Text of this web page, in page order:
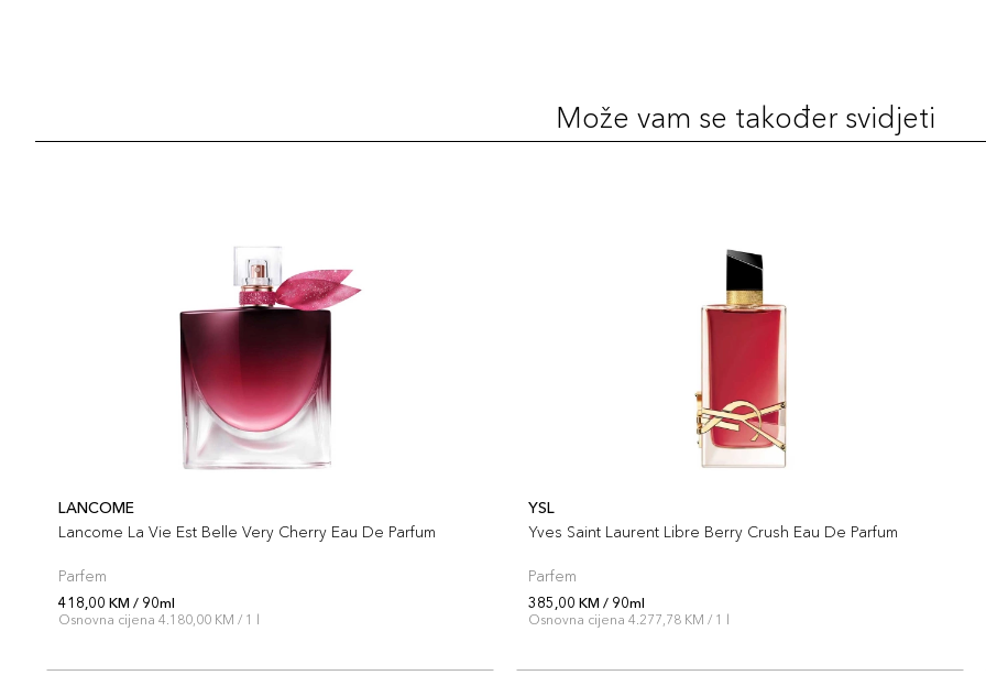
Može vam se također svidjeti
LANCOME
Lancome La Vie Est Belle Very Cherry Eau De Parfum
Parfem
418,00 KM / 90ml
Osnovna cijena 4.180,00 KM / 1 l
YSL
Yves Saint Laurent Libre Berry Crush Eau De Parfum
Parfem
385,00 KM / 90ml
Osnovna cijena 4.277,78 KM / 1 l